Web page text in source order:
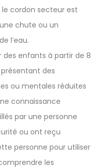
le cordon secteur est
chute ou un
l’eau.
enfants à partir de 8
des
ou mentales réduites
connaissance
par une personne
ou ont reçu
personne pour utiliser
les